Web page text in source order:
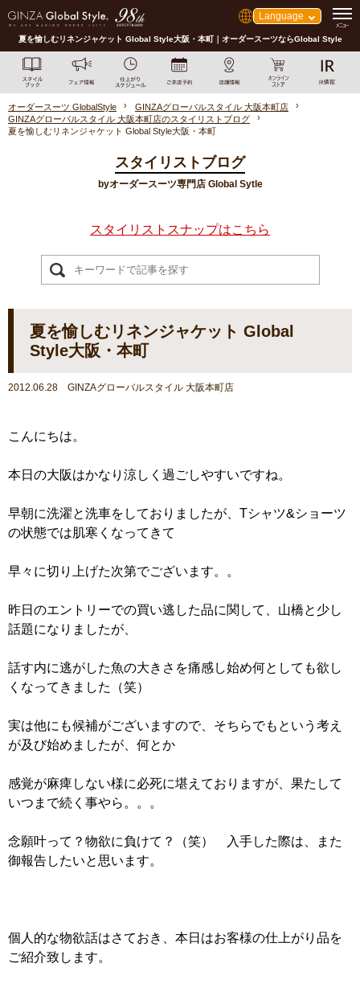
Language
夏を愉しむリネンジャケット Global Style大阪・本町｜オーダースーツならGlobal Style
オーダースーツ GlobalStyle
GINZAグローバルスタイル 大阪本町店
GINZAグローバルスタイル 大阪本町店のスタイリストブログ
夏を愉しむリネンジャケット Global Style大阪・本町
スタイリストブログ
byオーダースーツ専門店 Global Sytle
スタイリストスナップはこちら
夏を愉しむリネンジャケット Global
Style大阪・本町
2012.06.28 GINZAグローバルスタイル 大阪本町店
こんにちは。
本日の大阪はかなり涼しく過ごしやすいですね。
早朝に洗濯と洗車をしておりましたが、Tシャツ&ショーツ
の状態では肌寒くなってきて
早々に切り上げた次第でございます。。
昨日のエントリーでの買い逃した品に関して、山橋と少し
話題になりましたが、
話す内に逃がした魚の大きさを痛感し始め何としても欲し
くなってきました（笑）
実は他にも候補がございますので、そちらでもという考え
が及び始めましたが、何とか
感覚が麻痺しない様に必死に堪えておりますが、果たして
いつまで続く事やら。。。
念願叶って？物欲に負けて？（笑） 入手した際は、また
御報告したいと思います。
個人的な物欲話はさておき、本日はお客様の仕上がり品を
ご紹介致します。